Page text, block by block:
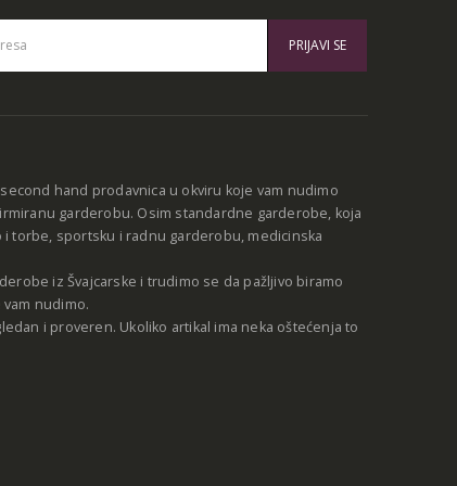
hand prodavnica u okviru koje vam nudimo
garderobu. Osim standardne garderobe, koja
i torbe, sportsku i radnu garderobu, medicinska
iz Švajcarske i trudimo se da pažljivo biramo
nudimo.
i proveren. Ukoliko artikal ima neka oštećenja to